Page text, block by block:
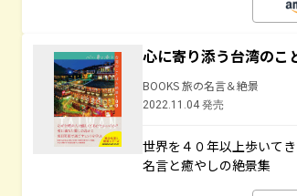
心に寄り添う台湾のこ
BOOKS 旅の名言＆絶景
2022.11.04 発売
世界を４０年以上歩いて
名言と癒やしの絶景集